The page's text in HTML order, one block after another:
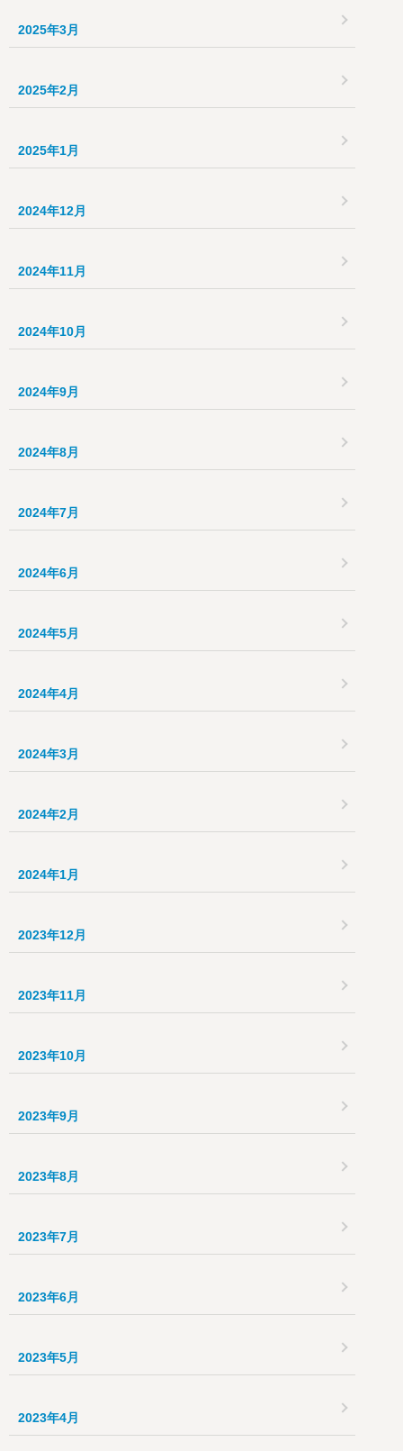
2025年3月
2025年2月
2025年1月
2024年12月
2024年11月
2024年10月
2024年9月
2024年8月
2024年7月
2024年6月
2024年5月
2024年4月
2024年3月
2024年2月
2024年1月
2023年12月
2023年11月
2023年10月
2023年9月
2023年8月
2023年7月
2023年6月
2023年5月
2023年4月